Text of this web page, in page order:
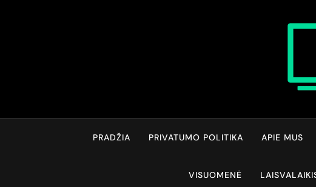
PRADŽIA PRIVATUMO POLITIKA APIE MUS
VISUOMENĖ